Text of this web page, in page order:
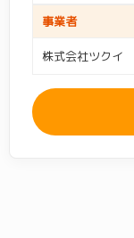
事業者
株式会社ツクイ